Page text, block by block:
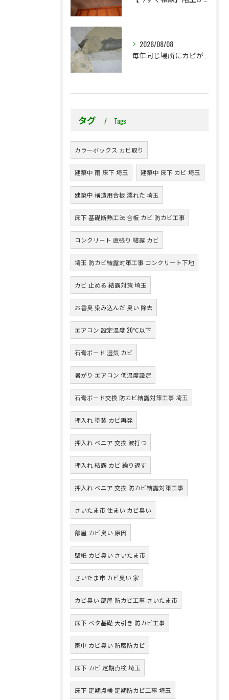
2026/08/08
タグ Tags
カラーボックス カビ取り
建築中 雨 床下 埼玉 建築中 床下 カビ 埼玉
建築中 構造用合板 濡れた 埼玉
床下 基礎断熱工法 合板 カビ 防カビ工事
コンクリート 直張り 結露 カビ
埼玉 防カビ結露対策工事 コンクリート下地
カビ 止める 結露対策 埼玉
お香臭 染み込んだ 臭い 除去
エアコン 設定温度 20℃以下
石膏ボード 湿気 カビ
暑がり エアコン 低温度設定
石膏ボード交換 防カビ結露対策工事 埼玉
押入れ 塗装 カビ再発
押入れ ベニア 交換 波打つ
押入れ 結露 カビ 繰り返す
押入れ ベニア 交換 防カビ結露対策工事
さいたま市 住まい カビ臭い
部屋 カビ臭い 原因
壁紙 カビ臭い さいたま市
さいたま市 カビ臭い 家
カビ臭い 部屋 防カビ工事 さいたま市
床下 ベタ基礎 大引き 防カビ工事
家中 カビ臭い 防腐防カビ
床下 カビ 定期点検 埼玉
床下 定期点検 定期防カビ工事 埼玉